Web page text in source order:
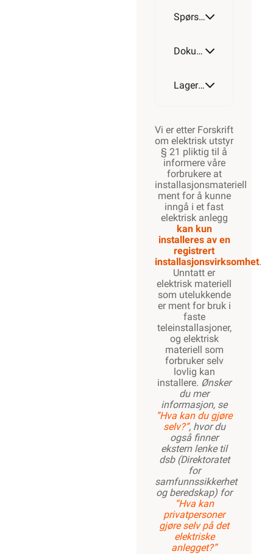
Spørsmål og svar
Dokumentasjon
Lagerstatus
Vi er etter Forskrift
om elektrisk utstyr
§ 21 pliktig til å
informere våre
forbrukere at
installasjonsmateriell
ment for å kunne
inngå i et fast
elektrisk anlegg
kan kun
installeres av en
registrert
installasjonsvirksomhet.
Unntatt er
elektrisk materiell
som utelukkende
er ment for bruk i
faste
teleinstallasjoner,
og elektrisk
materiell som
forbruker selv
lovlig kan
installere. Ønsker
du mer
informasjon, se
”Hva kan du gjøre
selv?”, hvor du
også finner
ekstern lenke til
dsb (Direktoratet
for
samfunnssikkerhet
og beredskap) for
“Hva kan
privatpersoner
gjøre selv på det
elektriske
anlegget?”